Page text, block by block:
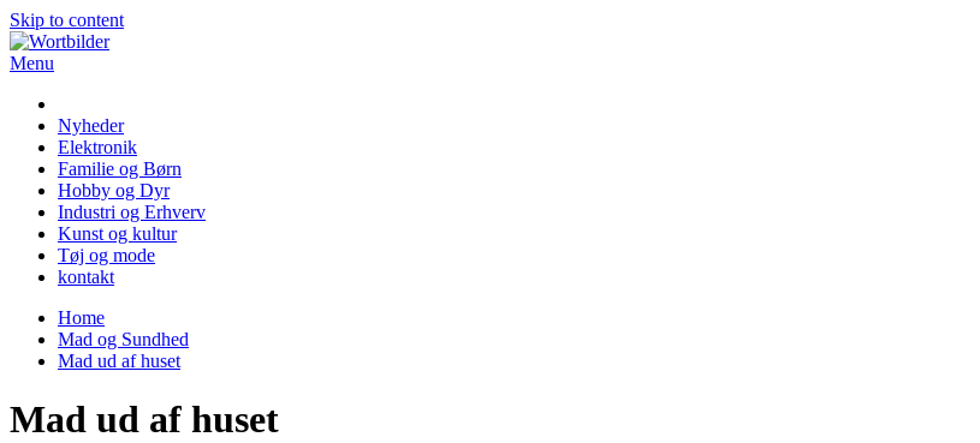
Skip to content
Menu
Nyheder
Elektronik
Familie og Børn
Hobby og Dyr
Industri og Erhverv
Kunst og kultur
Tøj og mode
kontakt
Home
Mad og Sundhed
Mad ud af huset
Mad ud af huset